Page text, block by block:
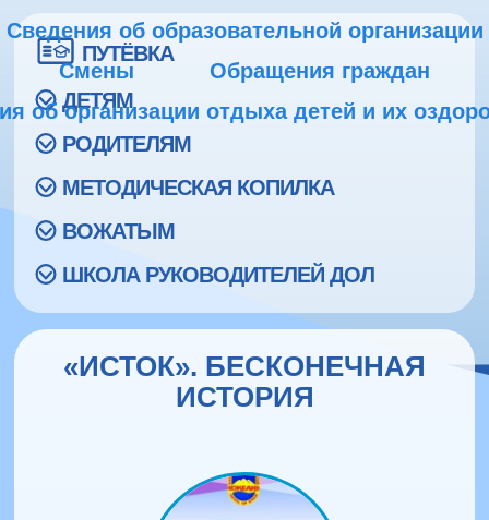
Сведения об образовательной организации
Смены
Обращения граждан
об организации отдыха детей и их
ПУТЁВКА
ДЕТЯМ
РОДИТЕЛЯМ
МЕТОДИЧЕСКАЯ КОПИЛКА
ВОЖАТЫМ
ШКОЛА РУКОВОДИТЕЛЕЙ ДОЛ
«ИСТОК». БЕСКОНЕЧНАЯ
ИСТОРИЯ